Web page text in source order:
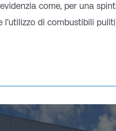
come, per una
di combustibili